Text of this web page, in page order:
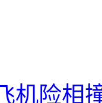
机险相